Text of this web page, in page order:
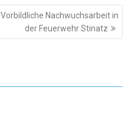
Vorbildliche Nachwuchsarbeit in
der Feuerwehr Stinatz